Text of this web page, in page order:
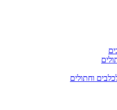
וחתולים